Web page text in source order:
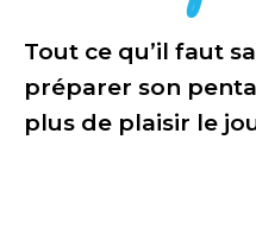
Tout ce qu’il faut
préparer son
plus de plaisir le